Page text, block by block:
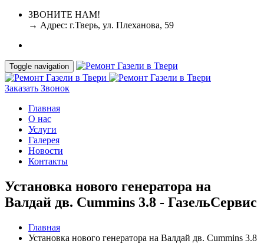
ЗВОНИТЕ НАМ!
→ Адрес: г.Тверь, ул. Плеханова, 59
Toggle navigation
Заказать Звонок
Главная
О нас
Услуги
Галерея
Новости
Контакты
Установка нового генератора на
Валдай дв. Cummins 3.8 - ГазельСервис
Главная
Установка нового генератора на Валдай дв. Cummins 3.8